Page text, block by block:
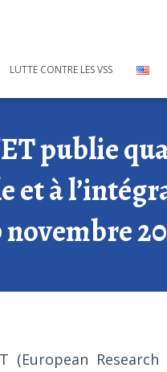
LUTTE CONTRE LES VSS
publie
et à
(European